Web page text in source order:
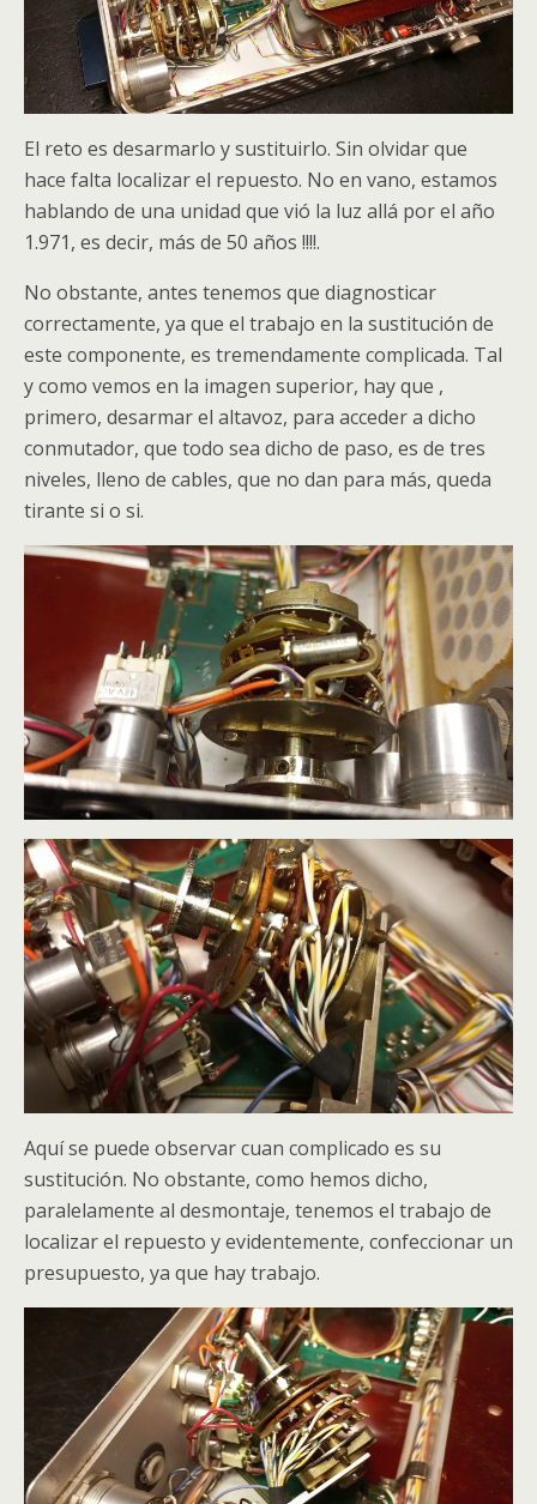
El reto es desarmarlo y sustituirlo. Sin olvidar que
hace falta localizar el repuesto. No en vano, estamos
hablando de una unidad que vió la luz allá por el año
1.971, es decir, más de 50 años !!!!.
No obstante, antes tenemos que diagnosticar
correctamente, ya que el trabajo en la sustitución de
este componente, es tremendamente complicada. Tal
y como vemos en la imagen superior, hay que ,
primero, desarmar el altavoz, para acceder a dicho
conmutador, que todo sea dicho de paso, es de tres
niveles, lleno de cables, que no dan para más, queda
tirante si o si.
Aquí se puede observar cuan complicado es su
sustitución. No obstante, como hemos dicho,
paralelamente al desmontaje, tenemos el trabajo de
localizar el repuesto y evidentemente, confeccionar un
presupuesto, ya que hay trabajo.